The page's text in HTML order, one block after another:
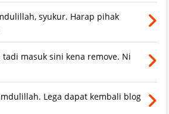
syukur. Harap pihak
tadi masuk sini kena remove. Ni
Lega dapat kembali blog